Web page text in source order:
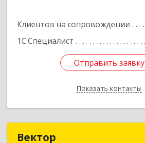
Клиентов на сопровождении
1С:Специалист
Отправить заявку
Показать контакты
Отправить заявку
Назад
Вектор